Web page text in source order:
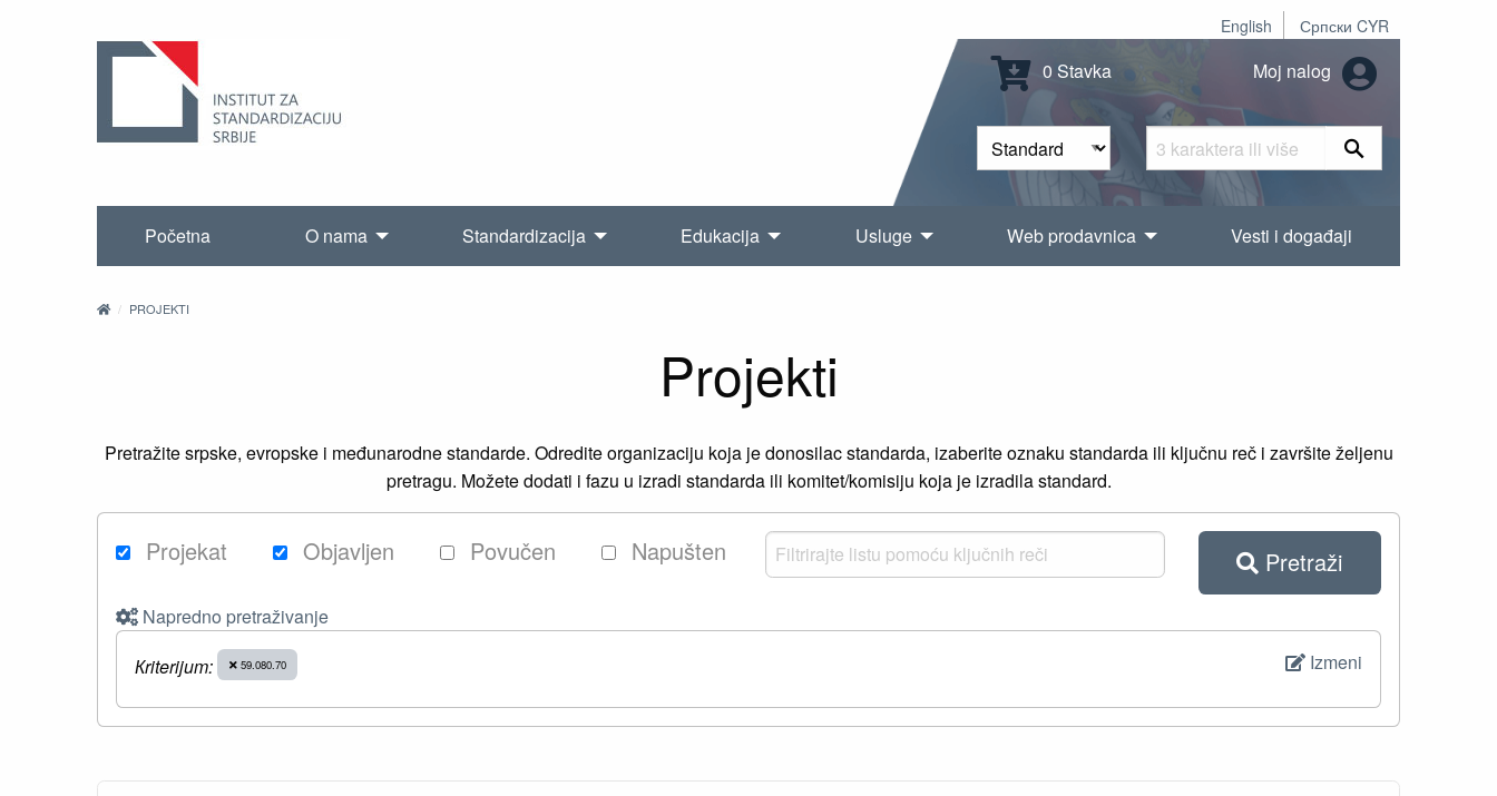
English Српски CYR
0 Stavka Moj nalog
Početna O nama Standardizacija Edukacija Usluge Web prodavnica Vesti i događaji
PROJEKTI
Projekti
Pretražite srpske, evropske i međunarodne standarde. Odredite organizaciju koja je donosilac standarda, izaberite oznaku standarda ili ključnu reč i završite željenu
pretragu. Možete dodati i fazu u izradi standarda ili komitet/komisiju koja je izradila standard.
Projekat Objavljen Povučen Napušten Pretraži
Napredno pretraživanje
Кriterijum:
59.080.70 Izmeni